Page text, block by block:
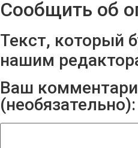
Сообщить об
Текст, который
нашим
Ваш
(необязательно):